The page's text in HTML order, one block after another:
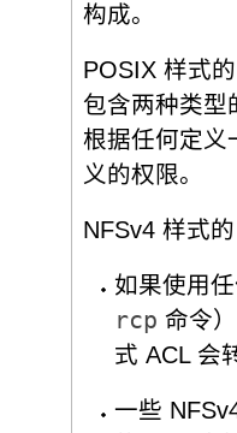
构成。
POSIX 样式
包含两种类
根据任何定义
义的权限。
NFSv4 样式
如果使用
rcp 命令
式 ACL 会
一些